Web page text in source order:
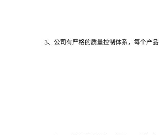
3、公司有严格的质量控制体系，每个产